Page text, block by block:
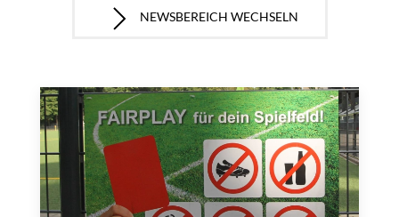
NEWSBEREICH WECHSELN